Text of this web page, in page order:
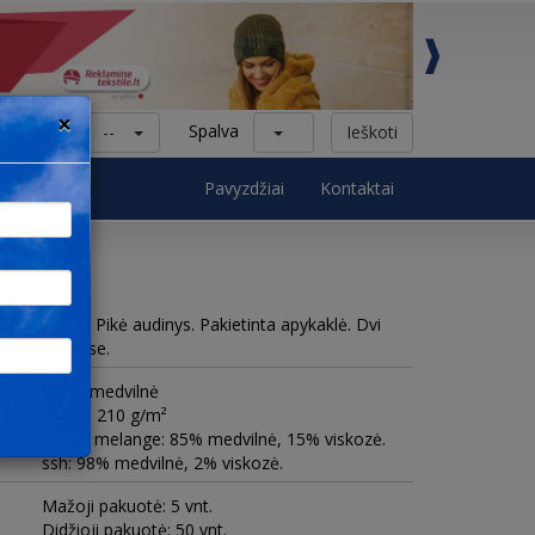
Kategorija -- Spalva Ieškoti
Pavyzdžiai Kontaktai
Pikė audinys. Pakietinta apykaklė. Dvi
šonuose.
100% medvilnė
Tankis 210 g/m²
* grey melange: 85% medvilnė, 15% viskozė.
ssh: 98% medvilnė, 2% viskozė.
Mažoji pakuotė: 5 vnt.
Didžioji pakuotė: 50 vnt.
×